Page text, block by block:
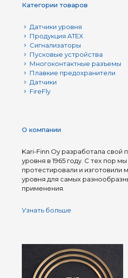
Категории товаров
Датчики уровня
Продукция ATEX
Сигнализаторы
Пусковые устройства
Многоконтактные разъемы
Плавкие предохранители
Датчики
FireFly
О компании
Kari-Finn Oy разработала свой
уровня в 1965 году. С тех пор
протестировали и изготовили
уровня для самых
применения.
Узнать больше